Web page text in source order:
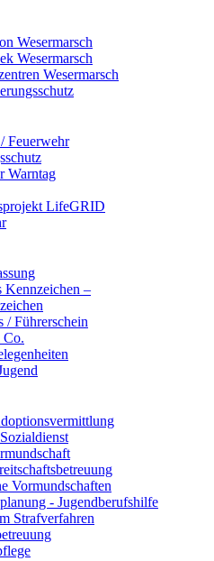
Wesermarsch
Wesermarsch
Wesermarsch
Feuerwehr
Warntag
LifeGRID
Kennzeichen –
/ Führerschein
Vormundschaften
- Jugendberufshilfe
Strafverfahren